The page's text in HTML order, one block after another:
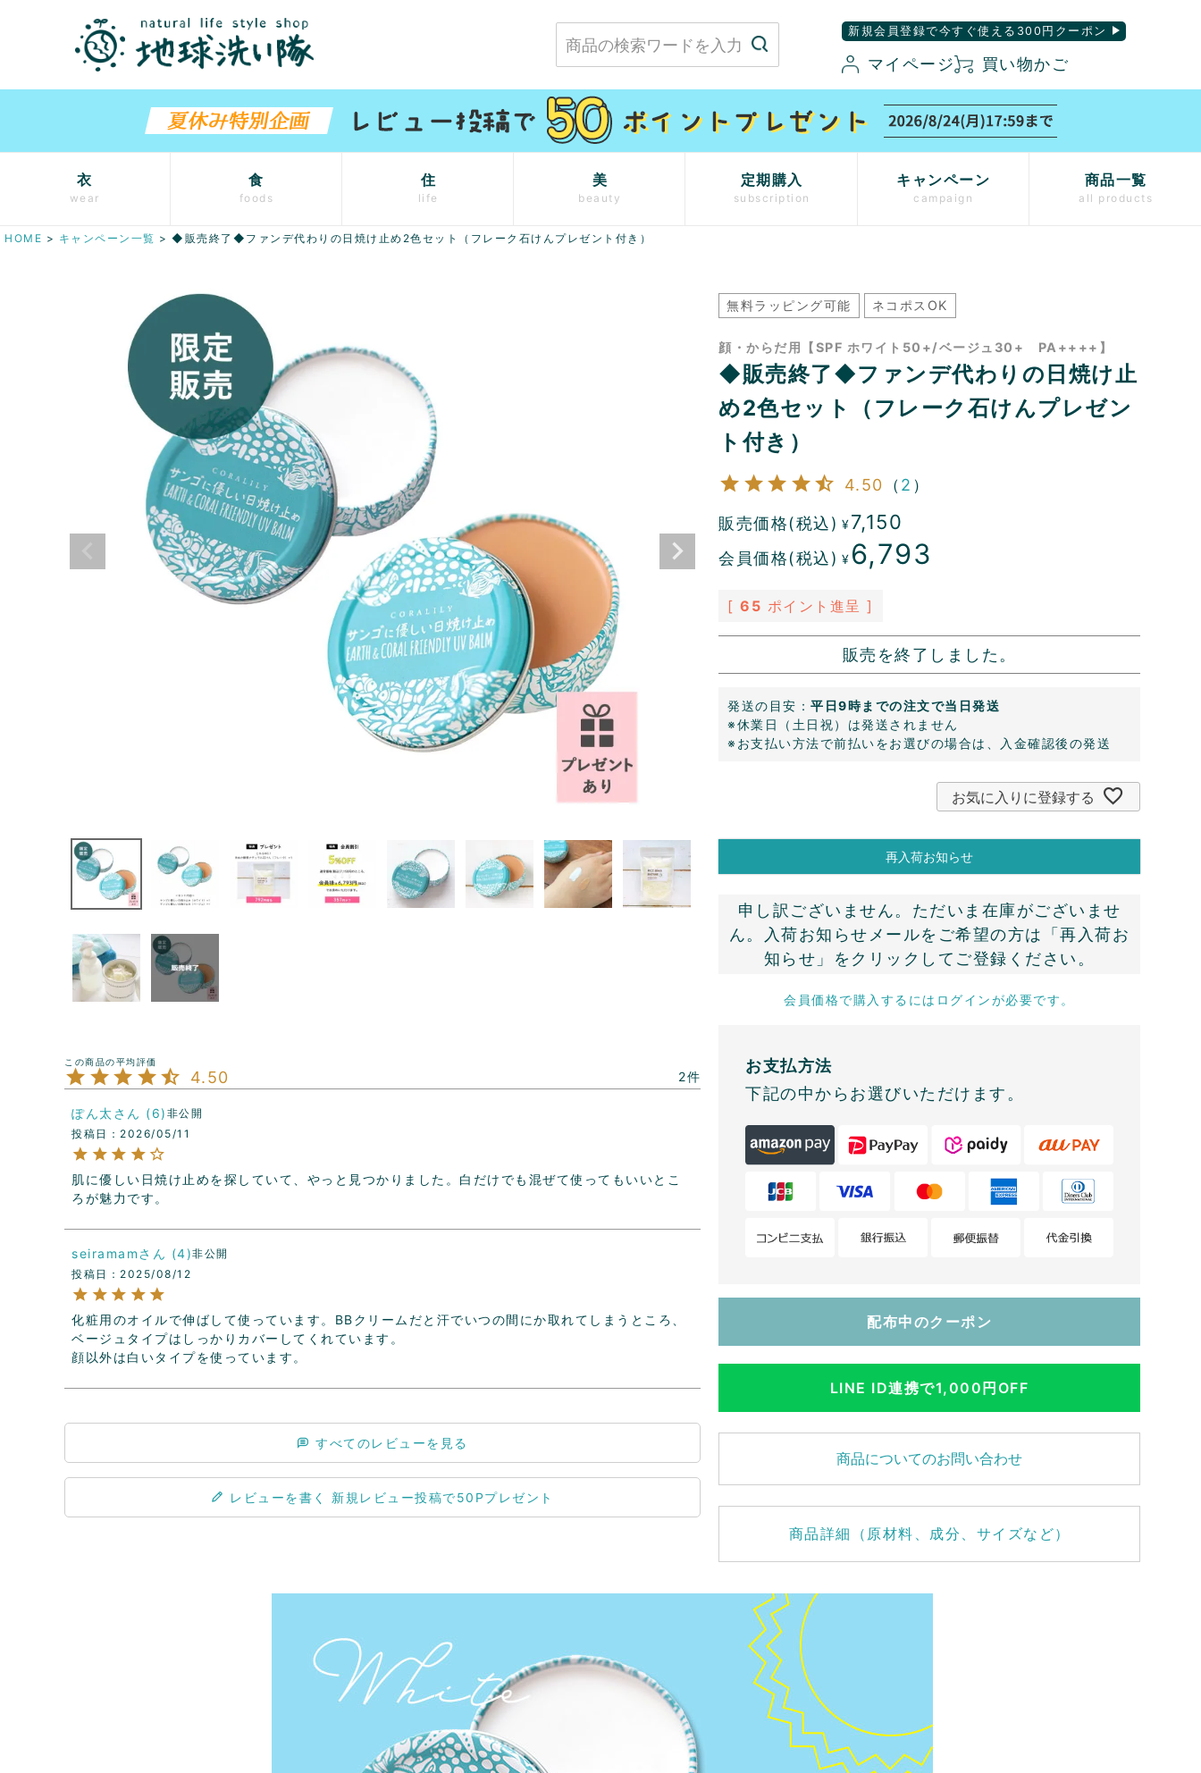
新規会員登録で今すぐ使える300円クーポン
マイページ 買い物かご
衣
wear
食
foods
住
life
美
beauty
定期購入
subscription
キャンペーン
campaign
商品一覧
all products
HOME キャンペーン一覧 ◆販売終了◆ファンデ代わりの日焼け止め2色セット（フレーク石けんプレゼント付き）
4.50 2
ぽん太 6 非公開
投稿日
2026/05/11
肌に優しい日焼け止めを探していて、やっと見つかりました。白だけでも混ぜて使ってもいいとこ
ろが魅力です。
seiramam 4 非公開
投稿日
2025/08/12
化粧用のオイルで伸ばして使っています。BBクリームだと汗でいつの間にか取れてしまうところ、
ベージュタイプはしっかりカバーしてくれています。
顔以外は白いタイプを使っています。
すべてのレビューを見る
レビューを書く
無料ラッピング可能 ネコポスOK
顔・からだ用【SPF ホワイト50+/ベージュ30+ PA++++】
◆販売終了◆ファンデ代わりの日焼け止
め2色セット（フレーク石けんプレゼン
ト付き）
4.50 （ 2 ）
販売価格(税込) ¥7,150
会員価格(税込) ¥ 6,793
[ 65 ポイント進呈 ]
販売を終了しました。
発送の目安： 平日9時までの注文で当日発送
※休業日（土日祝）は発送されません
※お支払い方法で前払いをお選びの場合は、入金確認後の発送
お気に入りに登録する
再入荷お知らせ
申し訳ございません。ただいま在庫がございませ
ん。入荷お知らせメールをご希望の方は「再入荷お
知らせ」をクリックしてご登録ください。
会員価格で購入するにはログインが必要です。
お支払方法
下記の中からお選びいただけます。
配布中のクーポン
LINE ID連携で1,000円OFF
商品についてのお問い合わせ
商品詳細（原材料、成分、サイズなど）